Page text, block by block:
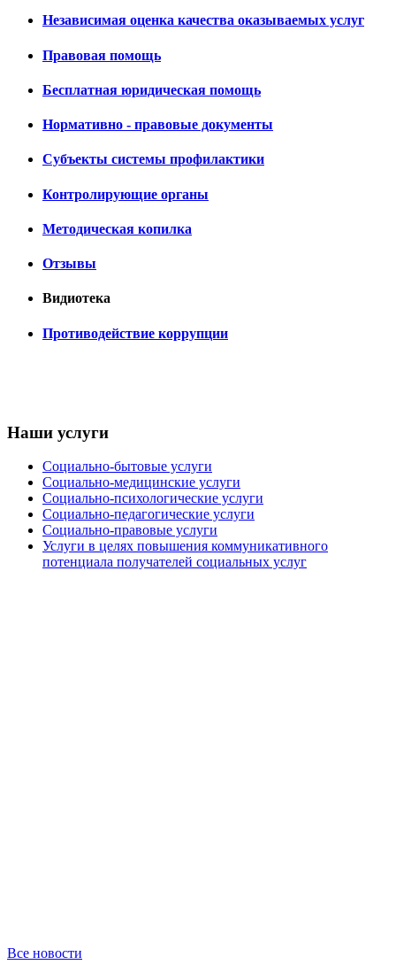
Независимая оценка качества оказываемых услуг
Правовая помощь
Бесплатная юридическая помощь
Нормативно - правовые документы
Субъекты системы профилактики
Контролирующие органы
Методическая копилка
Отзывы
Видиотека
Противодействие коррупции
Наши услуги
Социально-бытовые услуги
Социально-медицинские услуги
Социально-психологические услуги
Социально-педагогические услуги
Социально-правовые услуги
Услуги в целях повышения коммуникативного
потенциала получателей социальных услуг
Все новости